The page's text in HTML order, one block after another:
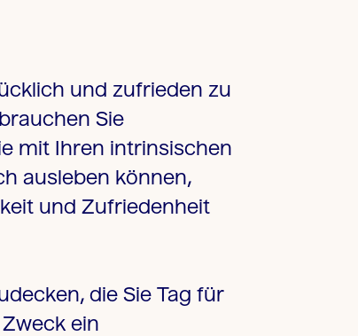
und zufrieden zu
Sie
mit Ihren intrinsischen
ausleben können,
und Zufriedenheit
die Sie Tag für
ein